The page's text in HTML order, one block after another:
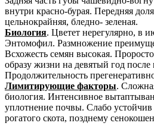
внутри красно-бурая. Передняя
цельнокрайняя, бледно- зеленая.
Биология. Цветет нерегулярно, в
Энтомофил. Размножение
Всхожесть семян высокая.
образу жизни на девятый год после
Продолжительность
Лимитирующие факторы.
биология. Интенсивное
уплотнение почвы. Слабо
рогатого скота, позднему